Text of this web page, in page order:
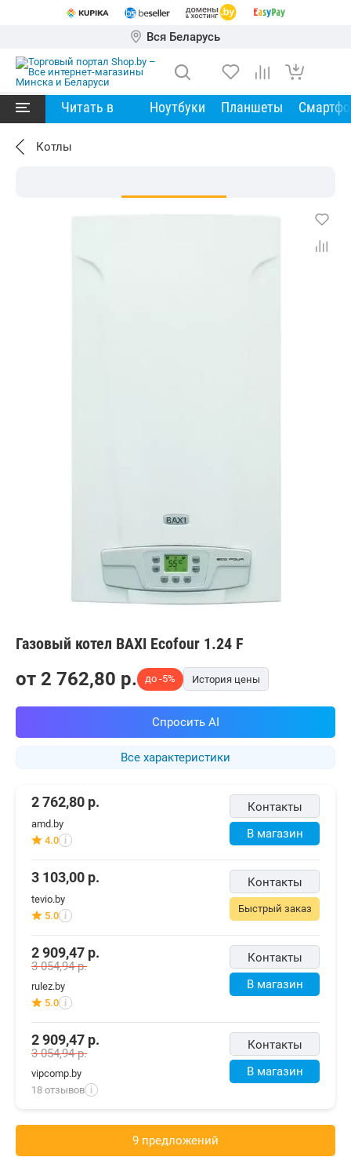
Вся Беларусь
Читать в Ноутбуки Планшеты
Котлы
Газовый котел BAXI Ecofour 1.24 F
Все характеристики
от 2 762,80 p. до -5% История цены
Спросить AI
Контакты
В магазин
2 762,80 р.
amd.by
4.0 i
Контакты
Быстрый заказ
3 103,00 р.
tevio.by
5.0 i
Контакты
В магазин
2 909,47 р.
3 054,94р.
rulez.by
5.0 i
Контакты
В магазин
2 909,47 р.
3 054,94р.
vipcomp.by
18 отзывов i
9 предложений